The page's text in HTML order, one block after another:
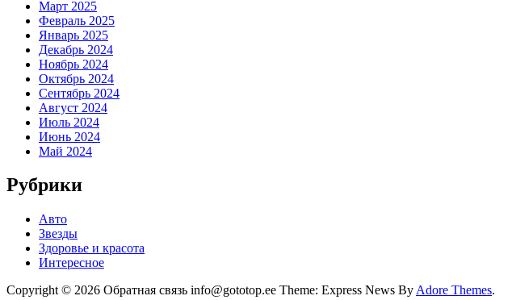
Март 2025
Февраль 2025
Январь 2025
Декабрь 2024
Ноябрь 2024
Октябрь 2024
Сентябрь 2024
Август 2024
Июль 2024
Июнь 2024
Май 2024
Рубрики
Авто
Звезды
Здоровье и красота
Интересное
Copyright © 2026 Обратная связь info@gototop.ee Theme: Express News By Adore Themes.